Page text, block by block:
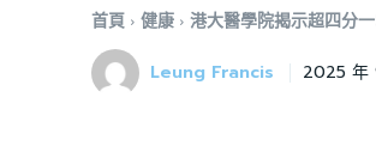
首頁 健康 港大醫學院揭示超四分
Leung Francis 2025 年